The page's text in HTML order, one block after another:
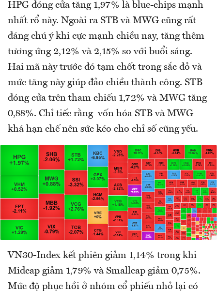
HPG đóng cửa tăng 1,97% là blue-chips mạnh
nhất rổ này. Ngoài ra STB và MWG cũng rất
đáng chú ý khi cực mạnh chiều nay, tăng thêm
tương ứng 2,12% và 2,15% so với buổi sáng.
Hai mã này trước đó tạm chốt trong sắc đỏ và
mức tăng này giúp đảo chiều thành công. STB
đóng cửa trên tham chiếu 1,72% và MWG tăng
0,88%. Chỉ tiếc rằng vốn hóa STB và MWG
khá hạn chế nên sức kéo cho chỉ số cũng yếu.
VN30-Index kết phiên giảm 1,14% trong khi
Midcap giảm 1,79% và Smallcap giảm 0,75%.
Mức độ phục hồi ở nhóm cổ phiếu nhỏ lại có